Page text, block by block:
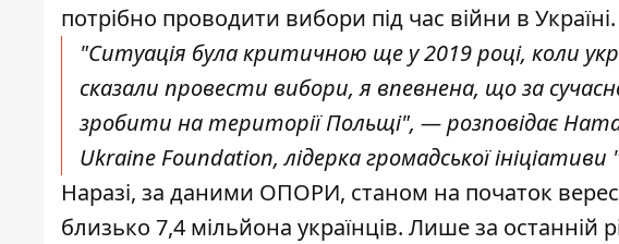
потрібно проводити вибори під час війни в Україні.
"Ситуація була критичною ще у 2019 році, коли
сказали провести вибори, я впевнена, що за
зробити на території Польщі", — розповідає
Ukraine Foundation, лідерка громадської
Наразі, за даними ОПОРИ, станом на початок
близько 7,4 мільйона українців. Лише за останній